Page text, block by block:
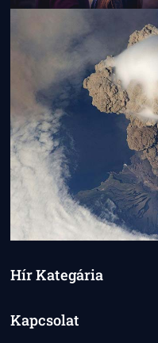
Hír Kategária
Kapcsolat